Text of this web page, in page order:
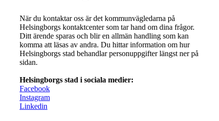
När du kontaktar oss är det kommunvägledarna på
Helsingborgs kontaktcenter som tar hand om dina frågor.
Ditt ärende sparas och blir en allmän handling som kan
komma att läsas av andra. Du hittar information om hur
Helsingborgs stad behandlar personuppgifter längst ner på
sidan.
Helsingborgs stad i sociala medier:
Facebook
Instagram
Linkedin